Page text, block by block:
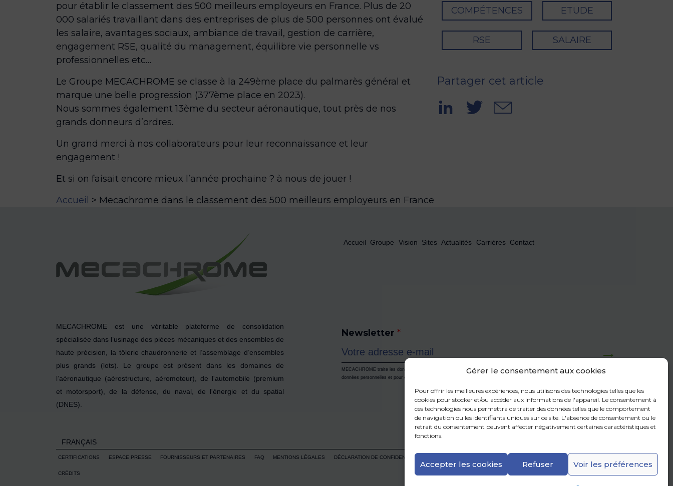
Gérer le consentement aux cookies
Pour offrir les meilleures expériences, nous utilisons des technologies telles que les
cookies pour stocker et/ou accéder aux informations de l'appareil. Le consentement à
ces technologies nous permettra de traiter des données telles que le comportement
de navigation ou les identifiants uniques sur ce site. L'absence de consentement ou le
retrait du consentement peuvent affecter négativement certaines caractéristiques et
fonctions.
Accepter les cookies Refuser Voir les préférences
pour établir le classement des 500 meilleurs employeurs en France. Plus de 20
000 salariés travaillant dans des entreprises de plus de 500 personnes ont évalué
les salaire, avantages sociaux, ambiance de travail, gestion de carrière,
engagement RSE, qualité du management, équilibre vie personnelle vs
professionnelles etc…
Le Groupe MECACHROME se classe à la 249ème place du palmarès général et
marque une belle progression (377ème place en 2023).
Nous sommes également 13ème du secteur aéronautique, tout près de nos
grands donneurs d’ordres.
Un grand merci à nos collaborateurs pour leur reconnaissance et leur
engagement !
Et si on faisait encore mieux l’année prochaine ? à nous de jouer !
COMPÉTENCES ETUDE
RSE SALAIRE
Partager cet article
Accueil > Mecachrome dans le classement des 500 meilleurs employeurs en France
MECACHROME est une véritable plateforme de consolidation
spécialisée dans l’usinage des pièces mécaniques et des ensembles de
haute précision, la tôlerie chaudronnerie et l’assemblage d’ensembles
plus grands (lots). Le groupe est présent dans les domaines de
l’aéronautique (aérostructure, aéromoteur), de l'automobile (premium
et motorsport), de la défense, du naval, de l'énergie et du spatial
(DNES).
Accueil Groupe Vision Sites Actualités Carrières Contact
Newsletter *
MECACHROME traite les données recueillies pour permettre l’envoi de la Newsletter. Pour en savoir plus sur la gestion de vos
données personnelles et pour exercer vos droits, reportez vous à notre
FRANÇAIS
CERTIFICATIONS ESPACE PRESSE FOURNISSEURS ET PARTENAIRES FAQ MENTIONS LÉGALES DÉCLARATION DE CONFIDENTIALITÉ
CRÉDITS